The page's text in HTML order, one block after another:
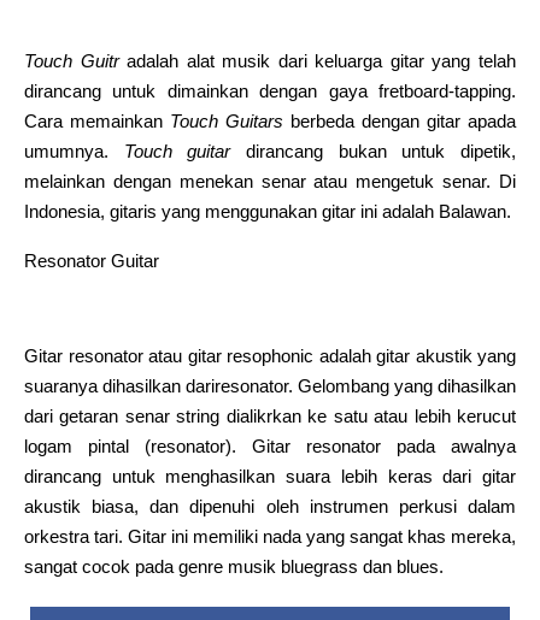
Touch Guitradalah alat musik dari keluarga gitar yang telah
dirancang untuk dimainkan dengan gaya fretboard-tapping.
Cara memainkan Touch Guitars berbeda dengan gitar apada
umumnya. Touch guitardirancang bukan untuk dipetik,
melainkan dengan menekan senar atau mengetuk senar. Di
Indonesia, gitaris yang menggunakan gitar ini adalah Balawan.
Resonator Guitar
Gitar resonator atau gitar resophonic adalah gitar akustik yang
suaranya dihasilkan dariresonator. Gelombang yang dihasilkan
dari getaran senar string dialikrkan ke satu atau lebih kerucut
logam pintal (resonator). Gitar resonator pada awalnya
dirancang untuk menghasilkan suara lebih keras dari gitar
akustik biasa, dan dipenuhi oleh instrumen perkusi dalam
orkestra tari. Gitar ini memiliki nada yang sangat khas mereka,
sangat cocok pada genre musik bluegrass dan blues.